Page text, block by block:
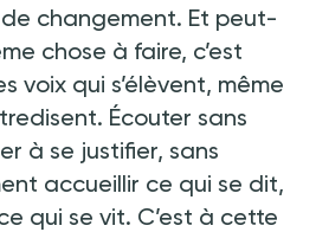
de changement. Et peut-
chose à faire, c’est
voix qui s’élèvent, même
Écouter sans
à se justifier, sans
accueillir ce qui se dit,
qui se vit. C’est à cette